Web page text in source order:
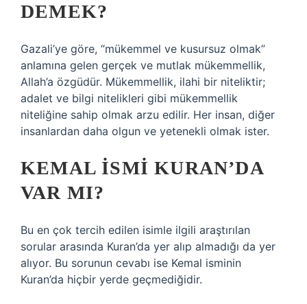
DEMEK?
Gazali’ye göre, “mükemmel ve kusursuz olmak”
anlamına gelen gerçek ve mutlak mükemmellik,
Allah’a özgüdür. Mükemmellik, ilahi bir niteliktir;
adalet ve bilgi nitelikleri gibi mükemmellik
niteliğine sahip olmak arzu edilir. Her insan, diğer
insanlardan daha olgun ve yetenekli olmak ister.
KEMAL ISMI KURAN’DA
VAR MI?
Bu en çok tercih edilen isimle ilgili araştırılan
sorular arasında Kuran’da yer alıp almadığı da yer
alıyor. Bu sorunun cevabı ise Kemal isminin
Kuran’da hiçbir yerde geçmediğidir.